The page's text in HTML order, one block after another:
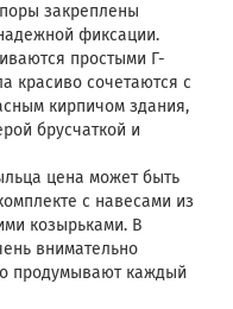
закреплены
фиксации.
простыми Г-
красиво сочетаются с
кирпичом здания,
брусчаткой и
цена может быть
с навесами из
козырьками. В
внимательно
продумывают каждый